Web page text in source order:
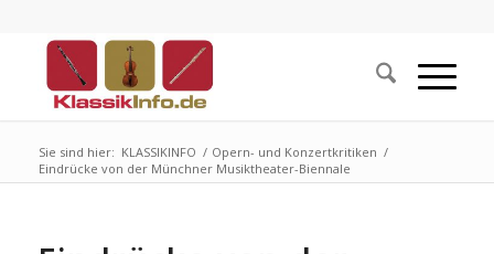
Sie sind hier: KLASSIKINFO / Opern- und Konzertkritiken /
Eindrücke von der Münchner Musiktheater-Biennale